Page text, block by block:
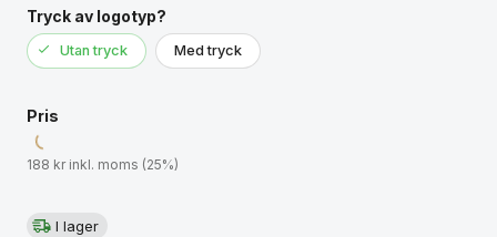
av furu och ringar av jute.
Tryck av logotyp?
Utan tryck Med tryck
Pris
188 kr inkl. moms (25%)
I lager